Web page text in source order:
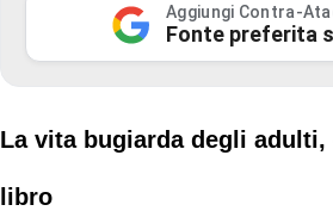
Aggiungi Contra-
Fonte preferita
La vita bugiarda degli adulti,
libro